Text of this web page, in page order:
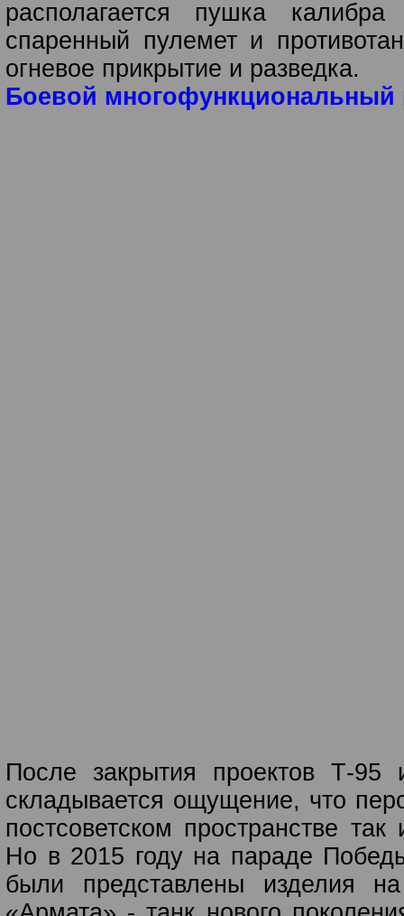
располагается пушка
спаренный пулемет и
огневое прикрытие и разведка.
Боевой многофункциональный
После закрытия проектов Т-95
складывается ощущение, что
постсоветском пространстве
Но в 2015 году на параде
были представлены изделия